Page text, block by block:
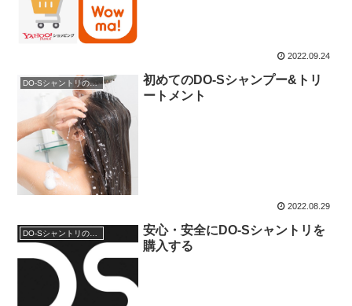
2022.09.24
DO-Sシャントリの使用方法
初めてのDO-Sシャンプー&トリ
ートメント
2022.08.29
DO-Sシャントリの使用方法
安心・安全にDO-Sシャントリを
購入する